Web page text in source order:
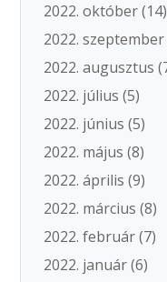
2022. október(14)
2022. szeptember
2022. augusztus
2022. július (5)
2022. június (5)
2022. május (8)
2022. április (9)
2022. március (8)
2022. február(7)
2022. január(6)